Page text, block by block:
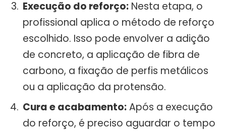
Execução do reforço: Nesta etapa, o
profissional aplica o método de reforço
escolhido. Isso pode envolver a adição
de concreto, a aplicação de fibra de
carbono, a fixação de perfis metálicos
ou a aplicação da protensão.
Cura e acabamento:Após a execução
do reforço, é preciso aguardar o tempo